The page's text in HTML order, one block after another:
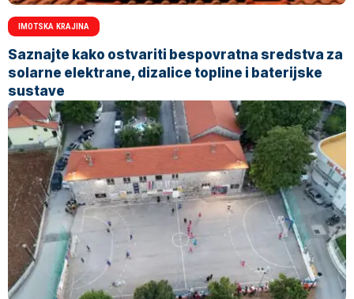
IMOTSKA KRAJINA
Saznajte kako ostvariti bespovratna sredstva za
solarne elektrane, dizalice topline i baterijske
sustave